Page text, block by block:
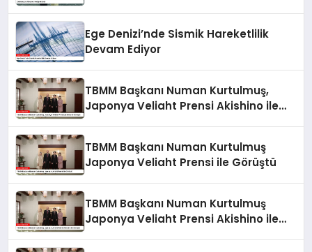
Ege Denizi’nde Sismik Hareketlilik
Devam Ediyor
TBMM Başkanı Numan Kurtulmuş,
Japonya Veliaht Prensi Akishino ile
TBMM Başkanı Numan Kurtulmuş
Japonya Veliaht Prensi ile Görüştü
TBMM Başkanı Numan Kurtulmuş
Japonya Veliaht Prensi Akishino ile